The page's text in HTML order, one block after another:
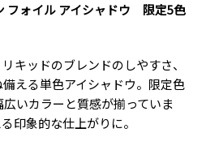
フォイル アイシャドウ 限定5色
キッドのブレンドのしやすさ、
える単色アイシャドウ。限定色
いカラーと質感が揃っていま
印象的な仕上がりに。